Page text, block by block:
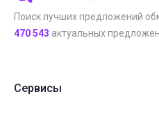
Поиск лучших предложений
470 543 актуальных
Сервисы